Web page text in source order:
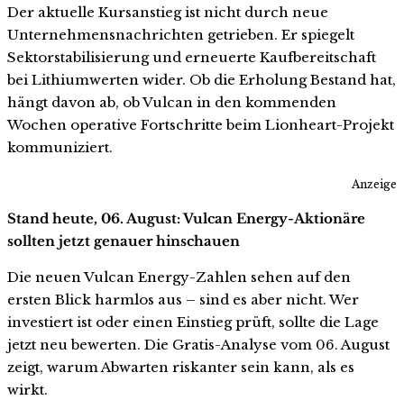
Der aktuelle Kursanstieg ist nicht durch neue
Unternehmensnachrichten getrieben. Er spiegelt
Sektorstabilisierung und erneuerte Kaufbereitschaft
bei Lithiumwerten wider. Ob die Erholung Bestand hat,
hängt davon ab, ob Vulcan in den kommenden
Wochen operative Fortschritte beim Lionheart-Projekt
kommuniziert.
Anzeige
Stand heute, 06. August: Vulcan Energy-Aktionäre
sollten jetzt genauer hinschauen
Die neuen Vulcan Energy-Zahlen sehen auf den
ersten Blick harmlos aus – sind es aber nicht. Wer
investiert ist oder einen Einstieg prüft, sollte die Lage
jetzt neu bewerten. Die Gratis-Analyse vom 06. August
zeigt, warum Abwarten riskanter sein kann, als es
wirkt.